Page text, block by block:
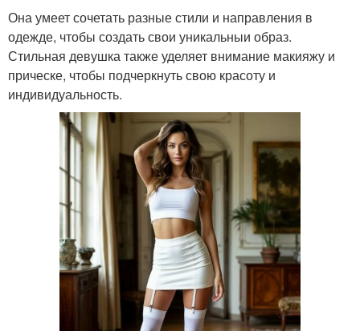
Она умеет сочетать разные стили и направления в
одежде, чтобы создать свои уникальныи образ.
Стильная девушка также уделяет внимание макияжу и
прическе, чтобы подчеркнуть свою красоту и
индивидуальность.